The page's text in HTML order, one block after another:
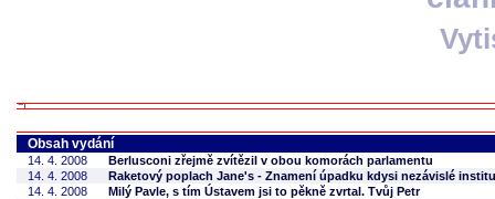
Obsah vydání
14. 4. 2008
Berlusconi zřejmě zvítězil v obou komorách parlamentu
14. 4. 2008
Raketový poplach Jane's - Znamení úpadku kdysi nezávislé
14. 4. 2008
Milý Pavle, s tím Ústavem jsi to pěkně zvrtal. Tvůj Petr